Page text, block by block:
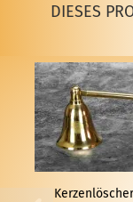
DIESES